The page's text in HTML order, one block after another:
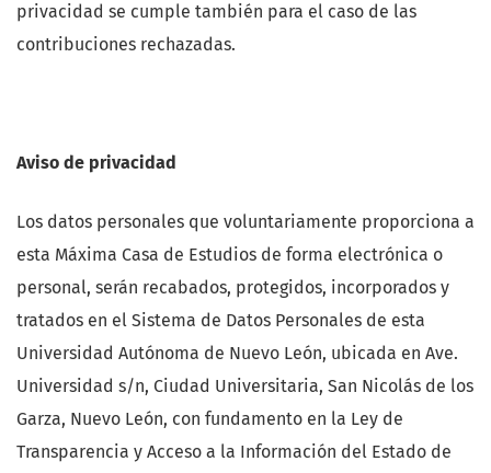
privacidad se cumple también para el caso de las
contribuciones rechazadas.
Aviso de privacidad
Los datos personales que voluntariamente proporciona a
esta Máxima Casa de Estudios de forma electrónica o
personal, serán recabados, protegidos, incorporados y
tratados en el Sistema de Datos Personales de esta
Universidad Autónoma de Nuevo León, ubicada en Ave.
Universidad s/n, Ciudad Universitaria, San Nicolás de los
Garza, Nuevo León, con fundamento en la Ley de
Transparencia y Acceso a la Información del Estado de